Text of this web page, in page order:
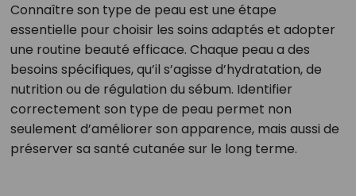
Connaître son type de peau est une étape
essentielle pour choisir les soins adaptés et adopter
une routine beauté efficace. Chaque peau a des
besoins spécifiques, qu’il s’agisse d’hydratation, de
nutrition ou de régulation du sébum. Identifier
correctement son type de peau permet non
seulement d’améliorer son apparence, mais aussi de
préserver sa santé cutanée sur le long terme.